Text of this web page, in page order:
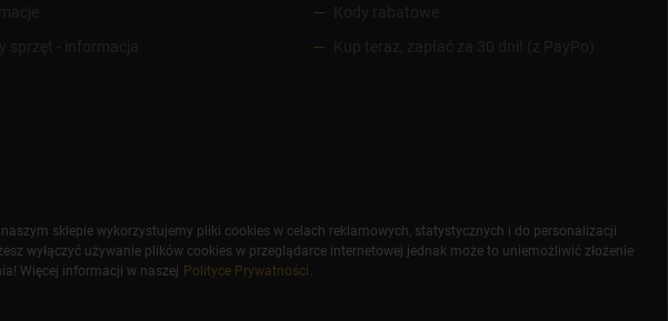
naszym sklepie wykorzystujemy pliki cookies w celach reklamowych, statystycznych i do personalizacji
wyłączyć używanie plików cookies w przeglądarce internetowej jednak może to uniemożliwić złożenie
Więcej informacji w naszej Polityce Prywatności .